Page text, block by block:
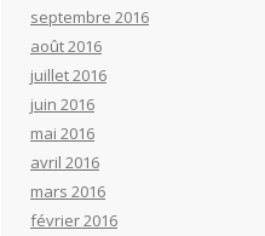
septembre 2016
août 2016
juillet 2016
juin 2016
mai 2016
avril 2016
mars 2016
février 2016